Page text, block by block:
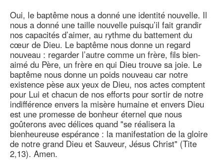
Oui, le baptême nous a donné une identité nouvelle. Il
nous a donné une taille nouvelle puisqu’il fait grandir
nos capacités d’aimer, au rythme du battement du
cœur de Dieu. Le baptême nous donne un regard
nouveau : regarder l’autre comme un frère, fils bien-
aimé du Père, un frère en qui Dieu trouve sa joie. Le
baptême nous donne un poids nouveau car notre
existence pèse aux yeux de Dieu, nos actes comptent
pour Lui et chacun de nos efforts pour sortir de notre
indifférence envers la misère humaine et envers Dieu
est une promesse de bonheur éternel que nous
goûterons avec délices quand "se réalisera la
bienheureuse espérance : la manifestation de la gloire
de notre grand Dieu et Sauveur, Jésus Christ" (Tite
2,13). Amen.